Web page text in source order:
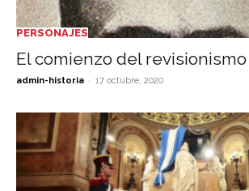
PERSONAJES
El comienzo del revisionismo
admin-historia - 17 octubre, 2020